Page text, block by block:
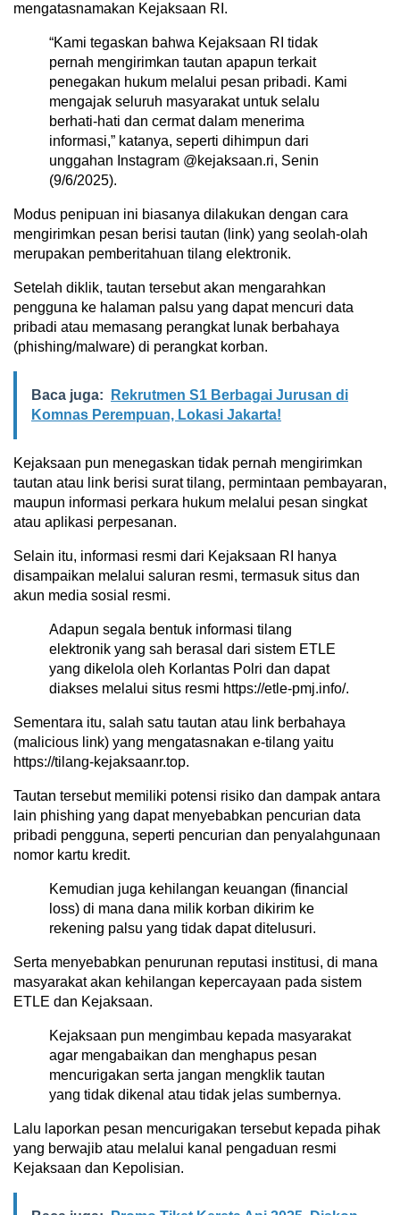
mengatasnamakan Kejaksaan RI.
“Kami tegaskan bahwa Kejaksaan RI tidak
pernah mengirimkan tautan apapun terkait
penegakan hukum melalui pesan pribadi. Kami
mengajak seluruh masyarakat untuk selalu
berhati-hati dan cermat dalam menerima
informasi,” katanya, seperti dihimpun dari
unggahan Instagram @kejaksaan.ri, Senin
(9/6/2025).
Modus penipuan ini biasanya dilakukan dengan cara
mengirimkan pesan berisi tautan (link) yang seolah-olah
merupakan pemberitahuan tilang elektronik.
Setelah diklik, tautan tersebut akan mengarahkan
pengguna ke halaman palsu yang dapat mencuri data
pribadi atau memasang perangkat lunak berbahaya
(phishing/malware) di perangkat korban.
Baca juga:
Rekrutmen S1 Berbagai Jurusan di
Komnas Perempuan, Lokasi Jakarta!
Kejaksaan pun menegaskan tidak pernah mengirimkan
tautan atau link berisi surat tilang, permintaan pembayaran,
maupun informasi perkara hukum melalui pesan singkat
atau aplikasi perpesanan.
Selain itu, informasi resmi dari Kejaksaan RI hanya
disampaikan melalui saluran resmi, termasuk situs dan
akun media sosial resmi.
Adapun segala bentuk informasi tilang
elektronik yang sah berasal dari sistem ETLE
yang dikelola oleh Korlantas Polri dan dapat
diakses melalui situs resmi https://etle-pmj.info/.
Sementara itu, salah satu tautan atau link berbahaya
(malicious link) yang mengatasnakan e-tilang yaitu
https://tilang-kejaksaanr.top.
Tautan tersebut memiliki potensi risiko dan dampak antara
lain phishing yang dapat menyebabkan pencurian data
pribadi pengguna, seperti pencurian dan penyalahgunaan
nomor kartu kredit.
Kemudian juga kehilangan keuangan (financial
loss) di mana dana milik korban dikirim ke
rekening palsu yang tidak dapat ditelusuri.
Serta menyebabkan penurunan reputasi institusi, di mana
masyarakat akan kehilangan kepercayaan pada sistem
ETLE dan Kejaksaan.
Kejaksaan pun mengimbau kepada masyarakat
agar mengabaikan dan menghapus pesan
mencurigakan serta jangan mengklik tautan
yang tidak dikenal atau tidak jelas sumbernya.
Lalu laporkan pesan mencurigakan tersebut kepada pihak
yang berwajib atau melalui kanal pengaduan resmi
Kejaksaan dan Kepolisian.